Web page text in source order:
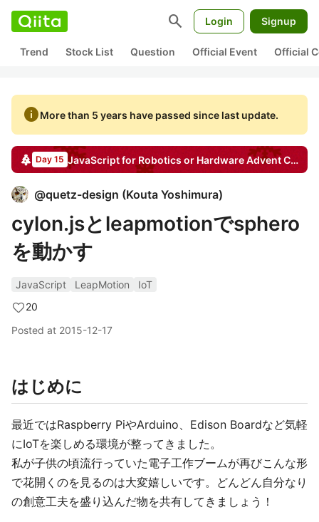
search Login Signup
Trend Stock List Question Official Event Official
infoMore than 5 years have passed since last update.
Day 15 JavaScript for Robotics or HardwareAdvent Calendar
@quetz-design (Kouta Yoshimura)
cylon.jsとleapmotionでsphero
を動かす
JavaScript LeapMotion
IoT
20
Posted at 2015-12-17
はじめに
最近ではRaspberry PiやArduino、Edison Boardなど気軽
にIoTを楽しめる環境が整ってきました。
私が子供の頃流行っていた電子工作ブームが再びこんな形
で花開くのを見るのは大変嬉しいです。どんどん自分なり
の創意工夫を盛り込んだ物を共有してきましょう！